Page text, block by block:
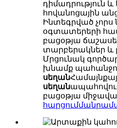
դիմադրություն
հովանոցային
Ինտեգրված
օգտատերերի
բացօթյա
տարբերակներ և
Մրցունակ
խնամք
սեղան
սեղան
բացօթյա
հարցում